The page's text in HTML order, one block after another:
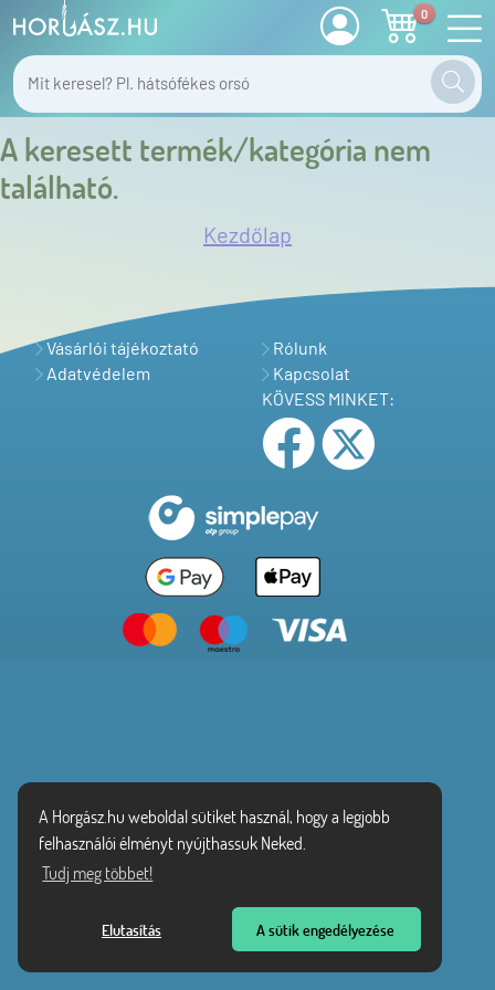
A Horgász.hu weboldal sütiket használ, hogy a legjobb
felhasználói élményt nyújthassuk Neked.
Tudj meg többet!
Elutasítás A sütik engedélyezése
0
A keresett termék/kategória nem
található.
Kezdőlap
Vásárlói tájékoztató
Adatvédelem
Rólunk
Kapcsolat
KÖVESS MINKET: